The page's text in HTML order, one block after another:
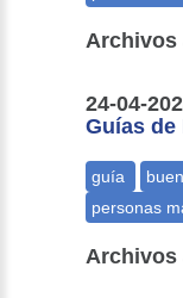
Archivos
24-04-
Guías
Archivos